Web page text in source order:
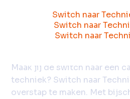
Samen vinden we
bij jou past!
Maak jij de switch naar een
techniek? Switch naar
overstap te maken. Met
Switch naar
Switch naar
Switch naar